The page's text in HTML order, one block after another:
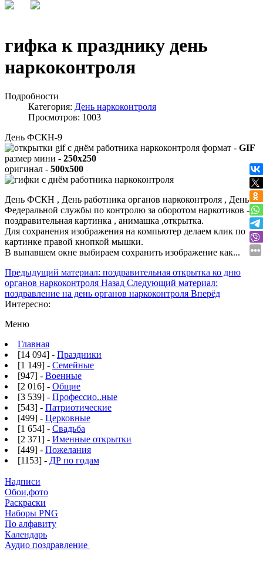
гифка к празднику день
наркоконтроля
Подробности
Категория: День наркоконтроля
Просмотров: 1003
День ФСКН-9
формат - GIF
размер мини - 250x250
оригинал - 500x500
День ФСКН , День работника органов наркоконтроля , День
Федеральной службы по контролю за оборотом наркотиков -
поздравительная картинка , анимашка ,открытка.
Для сохранения изображения на компьютер делаем клик по
картинке правой кнопкой мышки.
В выпавшем окне выбираем сохранить изображение как...
Предыдущий материал: поздравительная открытка ко дню
органов наркоконтроля Назад Следующий материал:
поздравление на день органов наркоконтроля Вперёд
Интересно:
Меню
Главная
[14 094] - Праздники
[1 149] - Семейные
[947] - Военные
[2 016] - Общие
[3 539] - Профессио..ные
[543] - Патриотические
[499] - Церковные
[1 654] - Свадьба
[2 371] - Именные открытки
[449] - Пожелания
[1153] - ДР по годам
Надписи
Обои,фото
Раскраски
Наборы PNG
По алфавиту
Календарь
Аудио поздравление